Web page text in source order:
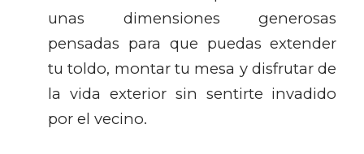
unas dimensiones generosas
pensadas para que puedas extender
tu toldo, montar tu mesa y disfrutar de
la vida exterior sin sentirte invadido
por el vecino.